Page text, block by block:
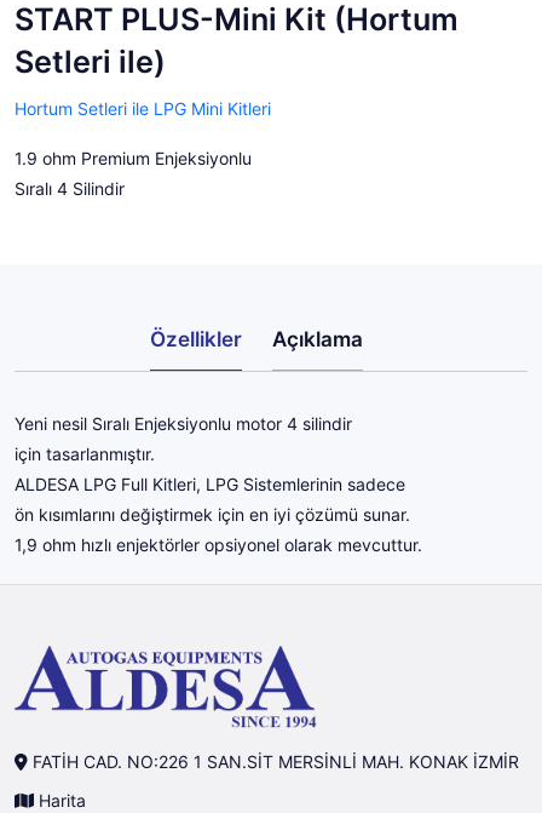
START PLUS-Mini Kit (Hortum
Setleri ile)
Hortum Setleri ile LPG Mini Kitleri
1.9 ohm Premium Enjeksiyonlu
Sıralı 4 Silindir
Özellikler Açıklama
Yeni nesil Sıralı Enjeksiyonlu motor 4 silindir
için tasarlanmıştır.
ALDESA LPG Full Kitleri, LPG Sistemlerinin sadece
ön kısımlarını değiştirmek için en iyi çözümü sunar.
1,9 ohm hızlı enjektörler opsiyonel olarak mevcuttur.
FATİH CAD. NO:226 1 SAN.SİT MERSİNLİ MAH. KONAK İZMİR
Harita